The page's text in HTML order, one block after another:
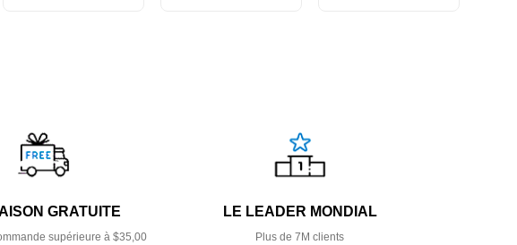
GRATUITE
supérieure à $35,00
LE LEADER MONDIAL
Plus de 7M clients